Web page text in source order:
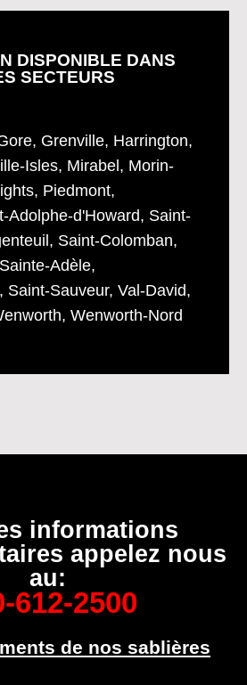
DISPONIBLE DANS
SECTEURS
Grenville, Harrington,
Isles, Mirabel, Morin-
Piedmont,
Adolphe-d'Howard, Saint-
Saint-Colomban,
Sainte-Adèle,
Saint-Sauveur, Val-David,
Wenworth-Nord
informations
appelez nous
au:
612-2500
de nos sablières